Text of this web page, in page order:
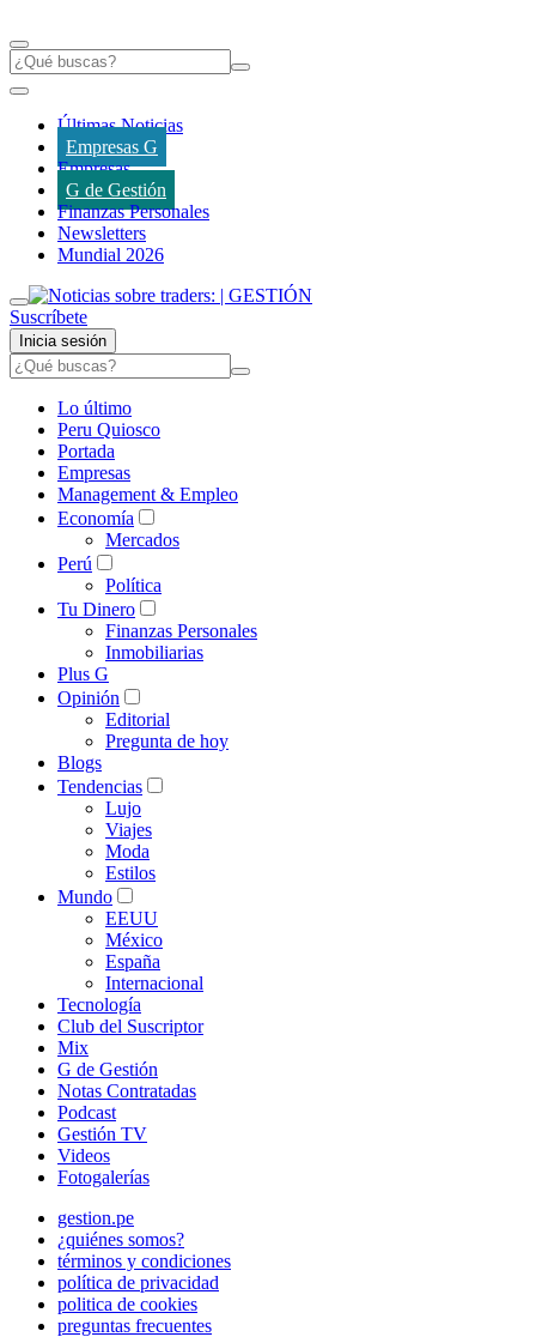
Últimas Noticias
Empresas G
Empresas
G de Gestión
Finanzas Personales
Newsletters
Mundial 2026
Suscríbete
Inicia sesión
Lo último
Peru Quiosco
Portada
Empresas
Management & Empleo
Economía
Mercados
Perú
Política
Tu Dinero
Finanzas Personales
Inmobiliarias
Plus G
Opinión
Editorial
Pregunta de hoy
Blogs
Tendencias
Lujo
Viajes
Moda
Estilos
Mundo
EEUU
México
España
Internacional
Tecnología
Club del Suscriptor
Mix
G de Gestión
Notas Contratadas
Podcast
Gestión TV
Videos
Fotogalerías
gestion.pe
¿quiénes somos?
términos y condiciones
política de privacidad
politica de cookies
preguntas frecuentes